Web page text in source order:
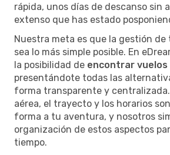
rápida, unos días de descanso sin
extenso que has estado
Nuestra meta es que la gestión
sea lo más simple posible. En
la posibilidad de encontrar vuelos
presentándote todas las
forma transparente y
aérea, el trayecto y los horarios
forma a tu aventura, y nosotros
organización de estos aspectos
tiempo.